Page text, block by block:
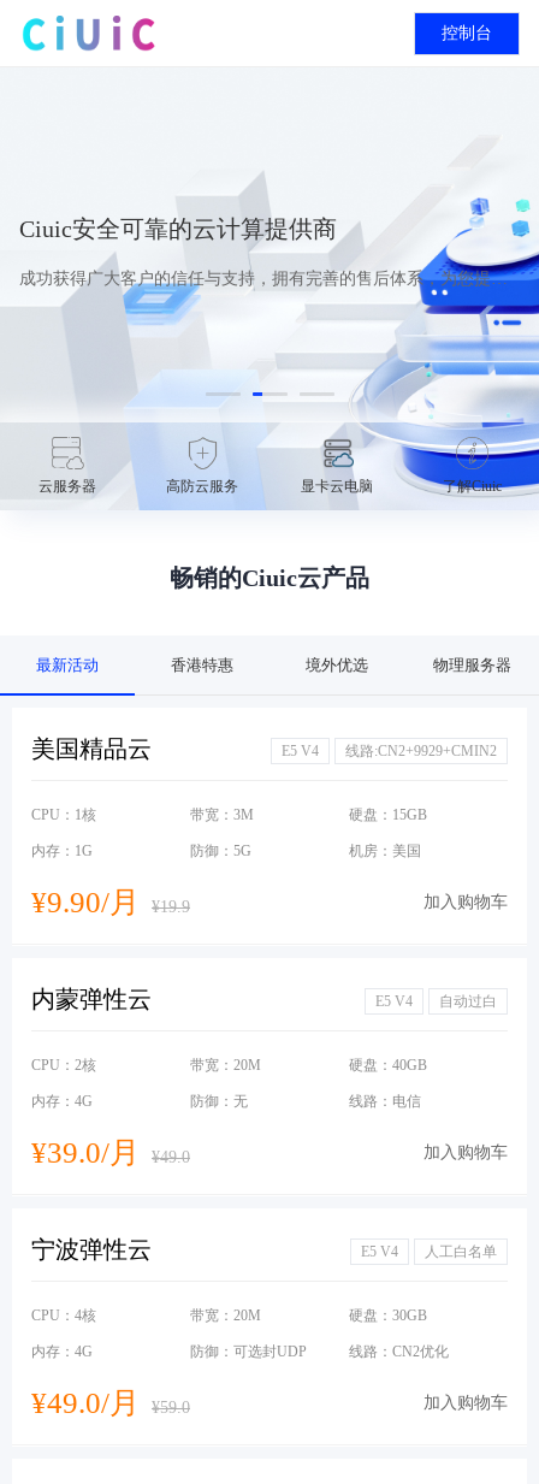
控制台
Ciuic安全可靠的云计算提供商
成功获得广大客户的信任与支持，拥有完善的售后体系，为您提供
可靠的云产品
云服务器 高防云服务 显卡云电脑 了解Ciuic
畅销的Ciuic云产品
最新活动 香港特惠 境外优选 物理服务器
美国精品云 E5 V4 线路:CN2+9929+CMIN2
CPU：1核 带宽：3M 硬盘：15GB
内存：1G 防御：5G 机房：美国
¥9.90/月 ¥19.9 加入购物车
内蒙弹性云 E5 V4 自动过白
CPU：2核 带宽：20M 硬盘：40GB
内存：4G 防御：无 线路：电信
¥39.0/月 ¥49.0 加入购物车
宁波弹性云 E5 V4 人工白名单
CPU：4核 带宽：20M 硬盘：30GB
内存：4G 防御：可选封UDP 线路：CN2优化
¥49.0/月 ¥59.0 加入购物车